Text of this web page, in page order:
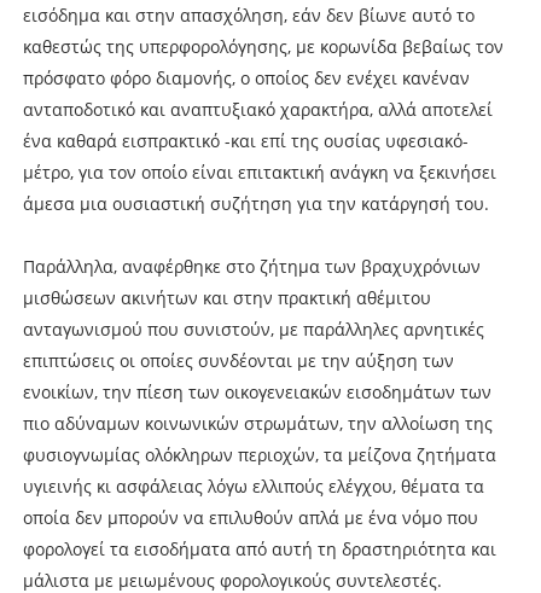
εισόδημα και στην απασχόληση, εάν δεν βίωνε αυτό το
καθεστώς της υπερφορολόγησης, με κορωνίδα βεβαίως τον
πρόσφατο φόρο διαμονής, ο οποίος δεν ενέχει κανέναν
ανταποδοτικό και αναπτυξιακό χαρακτήρα, αλλά αποτελεί
ένα καθαρά εισπρακτικό -και επί της ουσίας υφεσιακό-
μέτρο, για τον οποίο είναι επιτακτική ανάγκη να ξεκινήσει
άμεσα μια ουσιαστική συζήτηση για την κατάργησή του.
Παράλληλα, αναφέρθηκε στο ζήτημα των βραχυχρόνιων
μισθώσεων ακινήτων και στην πρακτική αθέμιτου
ανταγωνισμού που συνιστούν, με παράλληλες αρνητικές
επιπτώσεις οι οποίες συνδέονται με την αύξηση των
ενοικίων, την πίεση των οικογενειακών εισοδημάτων των
πιο αδύναμων κοινωνικών στρωμάτων, την αλλοίωση της
φυσιογνωμίας ολόκληρων περιοχών, τα μείζονα ζητήματα
υγιεινής κι ασφάλειας λόγω ελλιπούς ελέγχου, θέματα τα
οποία δεν μπορούν να επιλυθούν απλά με ένα νόμο που
φορολογεί τα εισοδήματα από αυτή τη δραστηριότητα και
μάλιστα με μειωμένους φορολογικούς συντελεστές.